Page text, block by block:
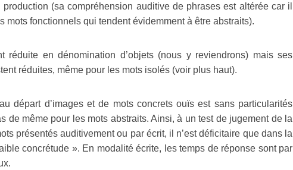
production (sa compréhension auditive de phrases est altérée car il
mots fonctionnels qui tendent évidemment à être abstraits).
réduite en dénomination d’objets (nous y reviendrons) mais ses
réduites, même pour les mots isolés (voir plus haut).
départ d’images et de mots concrets ouïs est sans particularités
de même pour les mots abstraits. Ainsi, à un test de jugement de la
présentés auditivement ou par écrit, il n’est déficitaire que dans la
concrétude ». En modalité écrite, les temps de réponse sont par